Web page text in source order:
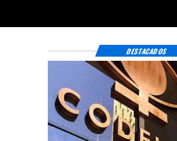
DESTACADOS